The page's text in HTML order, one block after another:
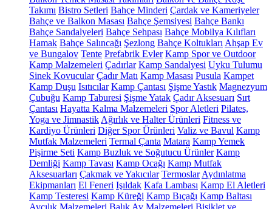
Takımı Bistro Setleri Bahçe Minderi Çardak ve Kameriyeler
Bahçe ve Balkon Masası Bahçe Şemsiyesi Bahçe Bankı
Bahçe Sandalyeleri Bahçe Sehpası Bahçe Mobilya Kılıfları
Hamak Bahçe Salıncağı Şezlong Bahçe Koltukları Ahşap Ev
ve Bungalov Tente Prefabrik Evler Kamp Spor ve Outdoor
Kamp Malzemeleri Çadırlar Kamp Sandalyesi Uyku Tulumu
Sinek Kovucular Çadır Matı Kamp Masası Pusula Kampet
Kamp Duşu Isıtıcılar Kamp Çantası Şişme Yastık Magnezyum
Çubuğu Kamp Taburesi Şişme Yatak Çadır Aksesuarı Sırt
Çantası Hayatta Kalma Malzemeleri Spor Aletleri Pilates,
Yoga ve Jimnastik Ağırlık ve Halter Ürünleri Fitness ve
Kardiyo Ürünleri Diğer Spor Ürünleri Valiz ve Bavul Kamp
Mutfak Malzemeleri Termal Çanta Matara Kamp Yemek
Pişirme Seti Kamp Buzluk ve Soğutucu Ürünler Kamp
Demliği Kamp Tavası Kamp Ocağı Kamp Mutfak
Aksesuarları Çakmak ve Yakıcılar Termoslar Aydınlatma
Ekipmanları El Feneri Işıldak Kafa Lambası Kamp El Aletleri
Kamp Testeresi Kamp Küreği Kamp Bıçağı Kamp Baltası
Avcılık Malzemeleri Balık Av Malzemeleri Bisiklet ve